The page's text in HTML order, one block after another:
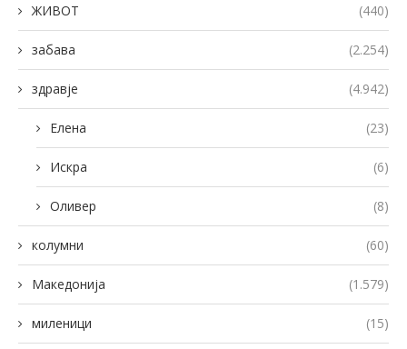
ЖИВОТ (440)
забава (2.254)
здравје (4.942)
Елена (23)
Искра (6)
Оливер (8)
колумни (60)
Македонија (1.579)
миленици (15)